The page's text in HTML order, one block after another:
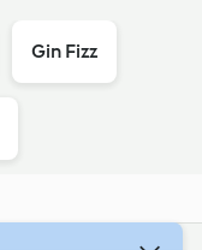
Gin Fizz